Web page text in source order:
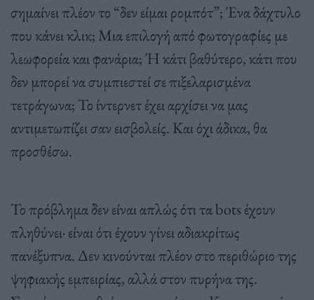
σημαίνει πλέον το “δεν είμαι ρομπότ”; Ένα δάχτυλο
που κάνει κλικ; Μια επιλογή από φωτογραφίες με
λεωφορεία και φανάρια; Ή κάτι βαθύτερο, κάτι που
δεν μπορεί να συμπιεστεί σε πιξελαρισμένα
τετράγωνα; Το ίντερνετ έχει αρχίσει να μας
αντιμετωπίζει σαν εισβολείς. Και όχι άδικα, θα
προσθέσω.
Το πρόβλημα δεν είναι απλώς ότι τα bots έχουν
πληθύνει· είναι ότι έχουν γίνει αδιακρίτως
πανέξυπνα. Δεν κινούνται πλέον στο περιθώριο της
ψηφιακής εμπειρίας, αλλά στον πυρήνα της.